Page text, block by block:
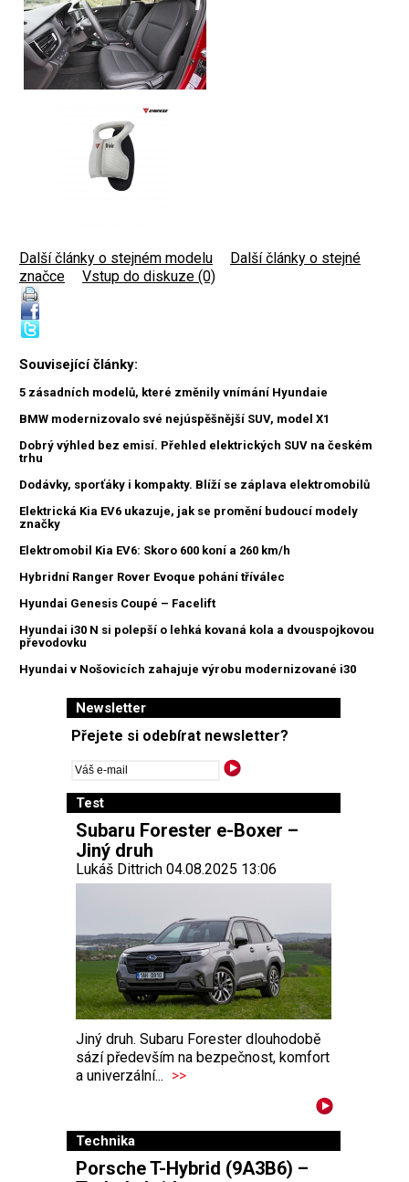
Další články o stejném modelu
Další články o stejné
značce
Vstup do diskuze (0)
Související články:
5 zásadních modelů, které změnily vnímání Hyundaie
BMW modernizovalo své nejúspěšnější SUV, model X1
Dobrý výhled bez emisí. Přehled elektrických SUV na českém
trhu
Dodávky, sporťáky i kompakty. Blíží se záplava elektromobilů
Elektrická Kia EV6 ukazuje, jak se promění budoucí modely
značky
Elektromobil Kia EV6: Skoro 600 koní a 260 km/h
Hybridní Ranger Rover Evoque pohání tříválec
Hyundai Genesis Coupé – Facelift
Hyundai i30 N si polepší o lehká kovaná kola a dvouspojkovou
převodovku
Hyundai v Nošovicích zahajuje výrobu modernizované i30
Newsletter
Přejete si odebírat newsletter?
Test
Subaru Forester e-Boxer –
Jiný druh
Lukáš Dittrich 04.08.2025 13:06
Jiný druh. Subaru Forester dlouhodobě
sází především na bezpečnost, komfort
a univerzální... >>
Technika
Porsche T-Hybrid (9A3B6) –